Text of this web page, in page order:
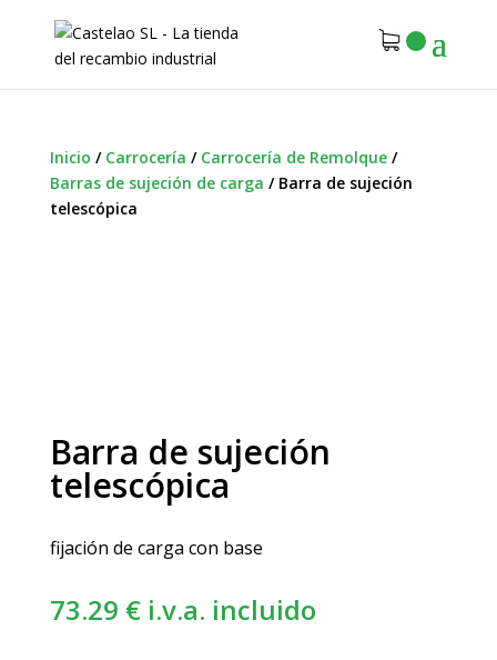
Inicio / Carrocería / Carrocería de Remolque/
Barras de sujeción de carga / Barra de sujeción
telescópica
Barra de sujeción
telescópica
fijación de carga con base
73.29 € i.v.a. incluido